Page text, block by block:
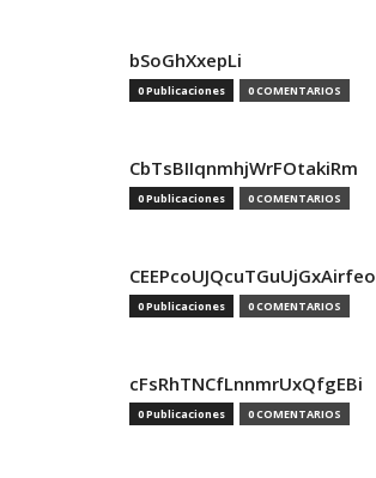
bSoGhXxepLi
0 Publicaciones 0 COMENTARIOS
CbTsBIIqnmhjWrFOtakiRm
0 Publicaciones 0 COMENTARIOS
CEEPcoUJQcuTGuUjGxAirfeo
0 Publicaciones 0 COMENTARIOS
cFsRhTNCfLnnmrUxQfgEBi
0 Publicaciones 0 COMENTARIOS